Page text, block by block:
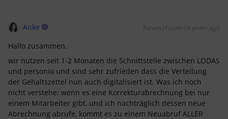
Anke Forum|Forum|4 years ago
Hallo zusammen,
wir nutzen seit 1-2 Monaten die Schnittstelle zwischen LODAS
und personio und sind sehr zufrieden dass die Verteilung
der Gehaltszettel nun auch digitalisiert ist. Was ich noch
nicht verstehe: wenn es eine Korrekturabrechnung bei nur
einem Mitarbeiter gibt, und ich nachträglich dessen neue
Abrechnung abrufe, kommt es zu einem Neuabruf ALLER